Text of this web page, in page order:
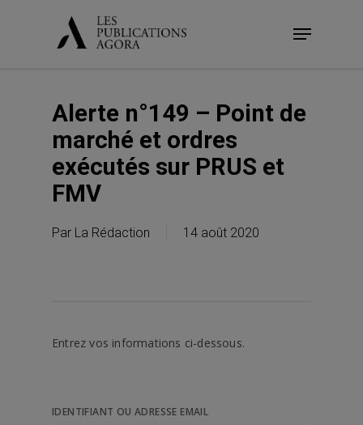
Menu
Alerte n°149 – Point de
marché et ordres
exécutés sur PRUS et
FMV
Par La Rédaction 14 août 2020
Entrez vos informations ci-dessous.
IDENTIFIANT OU ADRESSE EMAIL